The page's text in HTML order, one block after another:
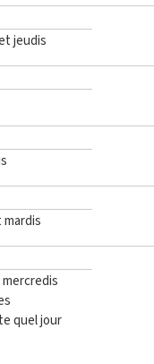
jeudis
quel jour